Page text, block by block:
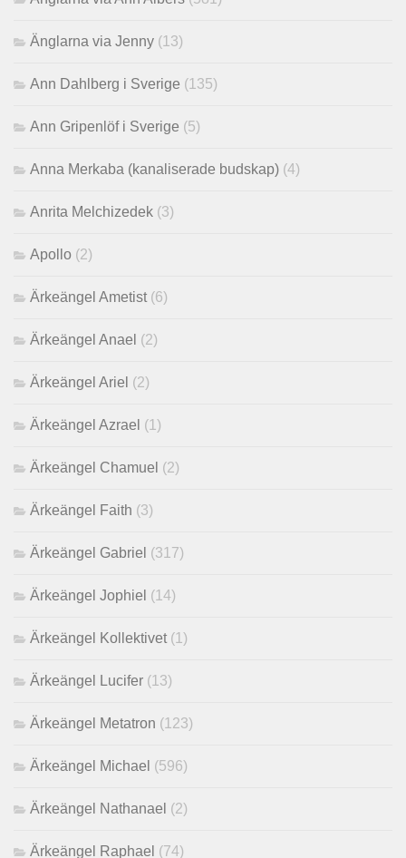
Änglarna via Jenny (13)
Ann Dahlberg i Sverige (135)
Ann Gripenlöf i Sverige (5)
Anna Merkaba (kanaliserade budskap) (4)
Anrita Melchizedek (3)
Apollo (2)
Ärkeängel Ametist (6)
Ärkeängel Anael (2)
Ärkeängel Ariel (2)
Ärkeängel Azrael (1)
Ärkeängel Chamuel (2)
Ärkeängel Faith (3)
Ärkeängel Gabriel (317)
Ärkeängel Jophiel (14)
Ärkeängel Kollektivet (1)
Ärkeängel Lucifer (13)
Ärkeängel Metatron (123)
Ärkeängel Michael (596)
Ärkeängel Nathanael (2)
Ärkeängel Raphael (74)